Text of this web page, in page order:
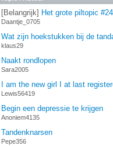
[Belangrijk] Het grote piltopic
Daantje_0705
Wat zijn hoekstukken bij de
klaus29
Naakt rondlopen
Sara2005
I am the new girl I at last
Lewis56419
Begin een depressie te krijgen
Anoniem4135
Tandenknarsen
Pepe356